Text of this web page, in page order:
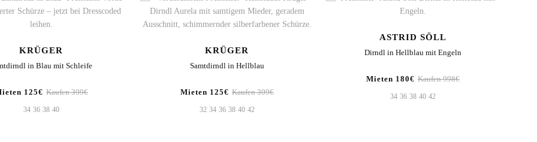
KRÜGER
in Blau mit Schleife
125€ Kaufen 399€
34 36 38 40
KRÜGER
Samtdirndl in Hellblau
Mieten 125€ Kaufen 399€
32 34 36 38 40 42
ASTRID SÖLL
Dirndl in Hellblau mit Engeln
Mieten 180€ Kaufen 998€
34 36 38 40 42